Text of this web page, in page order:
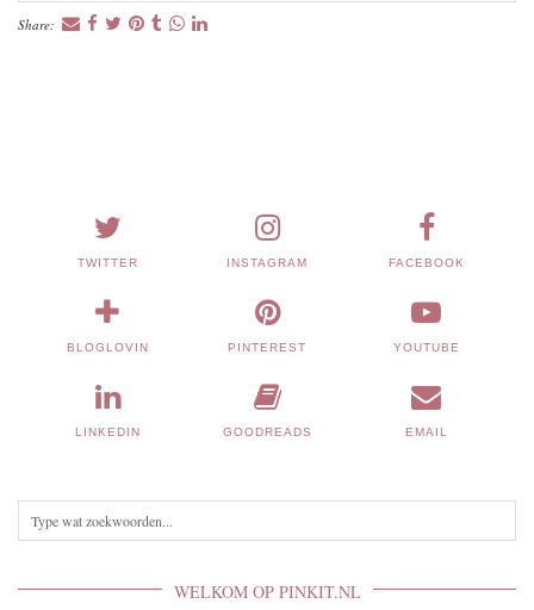
Share:
TWITTER INSTAGRAM FACEBOOK
BLOGLOVIN PINTEREST YOUTUBE
LINKEDIN GOODREADS EMAIL
WELKOM OP PINKIT.NL